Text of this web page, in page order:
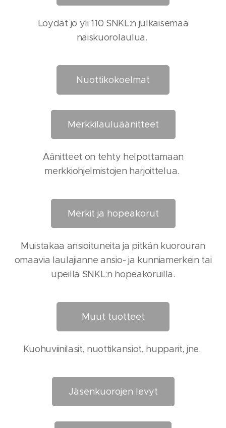
Löydät jo yli 110 SNKL:n julkaisemaa
naiskuorolaulua.
Nuottikokoelmat
Merkkilauluäänitteet
Äänitteet on tehty helpottamaan
merkkiohjelmistojen harjoittelua.
Merkit ja hopeakorut
Muistakaa ansioituneita ja pitkän kuorouran
omaavia laulajianne ansio- ja kunniamerkein tai
upeilla SNKL:n hopeakoruilla.
Muut tuotteet
Kuohuviinilasit, nuottikansiot, hupparit, jne.
Jäsenkuorojen levyt